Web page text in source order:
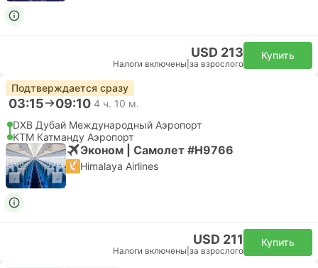
USD 213
Налоги включены за взрослого
Купить
Подтверждается сразу
03:15 09:10 4 ч. 10 м.
DXB Дубай Международный Аэропорт
KTM Катманду Аэропорт
Эконом | Самолет #H9766
Himalaya Airlines
USD 211
Налоги включены за взрослого
Купить